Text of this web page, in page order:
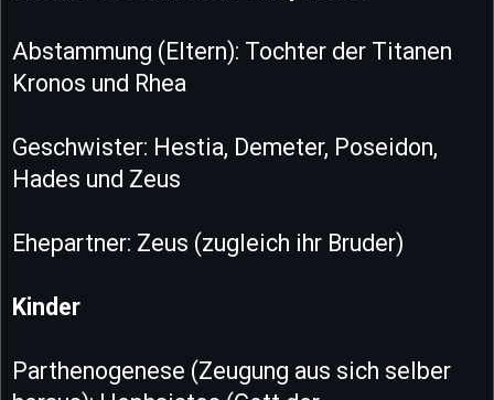
Abstammung (Eltern): Tochter der Titanen
Kronos und Rhea
Geschwister: Hestia, Demeter, Poseidon,
Hades und Zeus
Ehepartner: Zeus (zugleich ihr Bruder)
Kinder
Parthenogenese (Zeugung aus sich selber